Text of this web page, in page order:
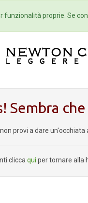
Home Autori
Sembra
provi a dare un'occhiata
clicca qui per tornare alla
funzionalità proprie. Se